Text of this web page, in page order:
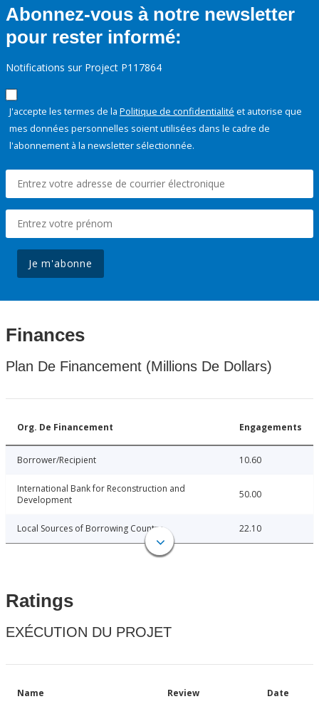
Abonnez-vous à notre newsletter
pour rester informé:
Notifications sur Project P117864
J'accepte les termes de la Politique de confidentialité et autorise que
mes données personnelles soient utilisées dans le cadre de
l'abonnement à la newsletter sélectionnée.
Je m'abonne
Finances
Plan De Financement (Millions De Dollars)
Org. De Financement Engagements
Borrower/Recipient 10.60
International Bank for Reconstruction and
Development
50.00
Local Sources of Borrowing Country 22.10
Ratings
EXÉCUTION DU PROJET
Name Review Date